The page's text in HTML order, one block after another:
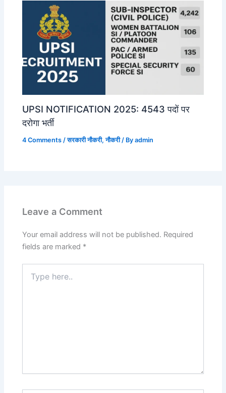
UPSI NOTIFICATION 2025: 4543 पदों पर
दरोगा भर्ती
4 Comments /सरकारी नौकरी,नौकरी/ Byadmin
Leave a Comment
Your email address will not be published. Required
fields are marked *
here..